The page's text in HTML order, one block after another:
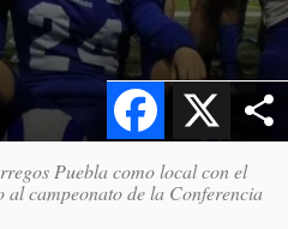
X
Facebook
Puebla como local con el
campeonato de la Conferencia